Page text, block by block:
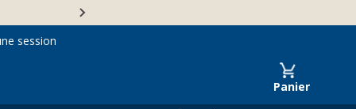
Panier
session